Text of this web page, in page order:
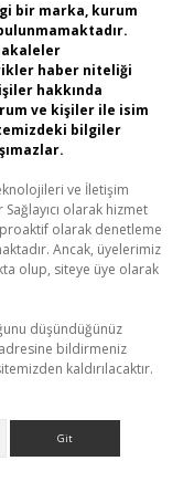
bir marka, kurum
haber niteliği
hakkında
ve kişiler ile isim
bilgiler
ve İletişim
olarak hizmet
olarak denetleme
Ancak, üyelerimiz
olup, siteye üye olarak
düşündüğünüz
adresine bildirmeniz
kaldırılacaktır.